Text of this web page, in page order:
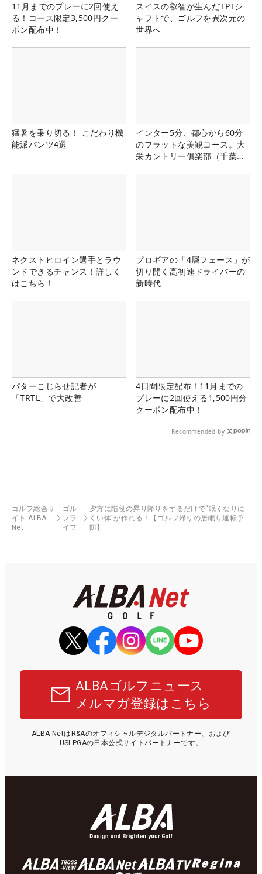
11月までのプレーに2回使え
る！コース限定3,500円クー
ポン配布中！
スイスの叡智が生んだTPTシ
ャフトで、ゴルフを異次元の
世界へ
猛暑を乗り切る！ こだわり機
能派パンツ4選
インター5分、都心から60分
のフラットな美観コース。大
栄カントリー俱楽部（千葉
ネクストヒロイン選手とラウ
ンドできるチャンス！詳しく
はこちら！
プロギアの「4層フェース」が
切り開く高初速ドライバーの
新時代
パターこじらせ記者が
「TRTL」で大改善
4日間限定配布！11月までの
プレーに2回使える1,500円分
クーポン配布中！
Recommended by
ゴルフ総合サ
イト ALBA
Net
ゴル
フラ
イフ
夕方に階段の昇り降りをするだけで“眠くなりに
くい体”が作れる！【ゴルフ帰りの居眠り運転予
防】
ALBAゴルフニュース
メルマガ登録はこちら
ALBA NetはR&Aのオフィシャルデジタルパートナー、および
USLPGAの日本公式サイトパートナーです。